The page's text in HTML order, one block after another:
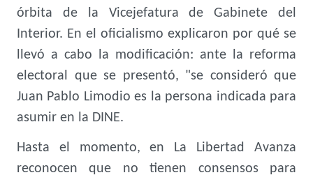
órbita de la Vicejefatura de Gabinete del
Interior. En el oficialismo explicaron por qué se
llevó a cabo la modificación: ante la reforma
electoral que se presentó, "se consideró que
Juan Pablo Limodio es la persona indicada para
asumir en la DINE.
Hasta el momento, en La Libertad Avanza
reconocen que no tienen consensos para